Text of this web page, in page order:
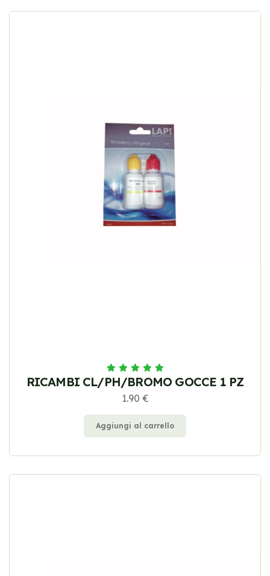
RICAMBI CL/PH/BROMO GOCCE 1 PZ
1.90 €
Aggiungi al carrello